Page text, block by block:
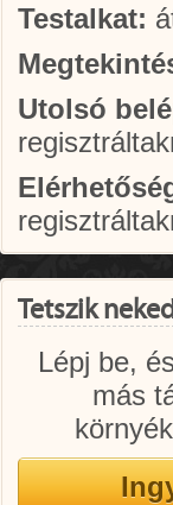
Testalkat:
Utolsó
Tetszik
Lépj be,
más